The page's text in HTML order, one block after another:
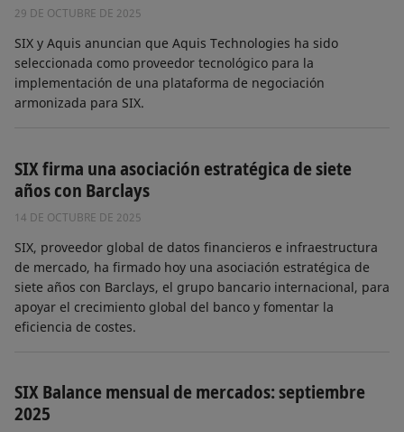
29 DE OCTUBRE DE 2025
SIX y Aquis anuncian que Aquis Technologies ha sido
seleccionada como proveedor tecnológico para la
implementación de una plataforma de negociación
armonizada para SIX.
SIX firma una asociación estratégica de siete
años con Barclays
14 DE OCTUBRE DE 2025
SIX, proveedor global de datos financieros e infraestructura
de mercado, ha firmado hoy una asociación estratégica de
siete años con Barclays, el grupo bancario internacional, para
apoyar el crecimiento global del banco y fomentar la
eficiencia de costes.
SIX Balance mensual de mercados: septiembre
2025